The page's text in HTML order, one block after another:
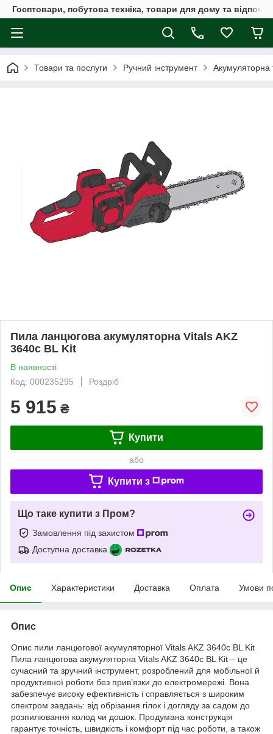
Госптовари, побутова техніка, товари для дому та
Товари та послуги Ручний інструмент Акумуляторна
Пила ланцюгова акумуляторна Vitals AKZ
3640c BL Kit
В наявності
Код: 000235295
Роздріб
5 915 ₴
Купити
або
Купити з
Що таке купити з Пром?
Замовлення під захистом
Доступна доставка
Опис Характеристики Доставка Оплата Умови
Опис
Опис пили ланцюгової акумуляторної Vitals AKZ 3640c BL Kit
Пила ланцюгова акумуляторна Vitals AKZ 3640c BL Kit – це
сучасний та зручний інструмент, розроблений для мобільної й
продуктивної роботи без прив’язки до електромережі. Вона
забезпечує високу ефективність і справляється з широким
спектром завдань: від обрізання гілок і догляду за садом до
розпилювання колод чи дошок. Продумана конструкція
гарантує точність, швидкість і комфорт під час роботи, а також